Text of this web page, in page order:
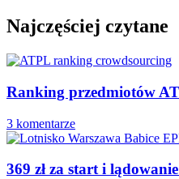
Najczęściej czytane
Ranking przedmiotów
3 komentarze
369 zł za start i